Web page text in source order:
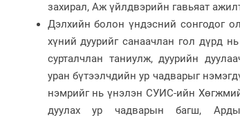
захирал, Аж үйлдвэрийн гавьяат
Дэлхийн болон үндэсний сонгодог
хүний дуурийг санаачлан гол дүрд
сурталчлан таниулж, дуурийн
уран бүтээлчдийн ур чадварыг
нэмрийг нь үнэлэн СУИС-ийн
дуулах ур чадварын багш,